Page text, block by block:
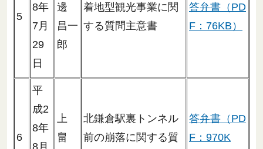
5
8年
7月
29
日
邊
昌一
郎
着地型観光事業に関
する質問主意書
答弁書（PD
F：76KB）
6
平
成2
8年
8月
上
畠
北鎌倉駅裏トンネル
前の崩落に関する質
答弁書（PD
F：970K